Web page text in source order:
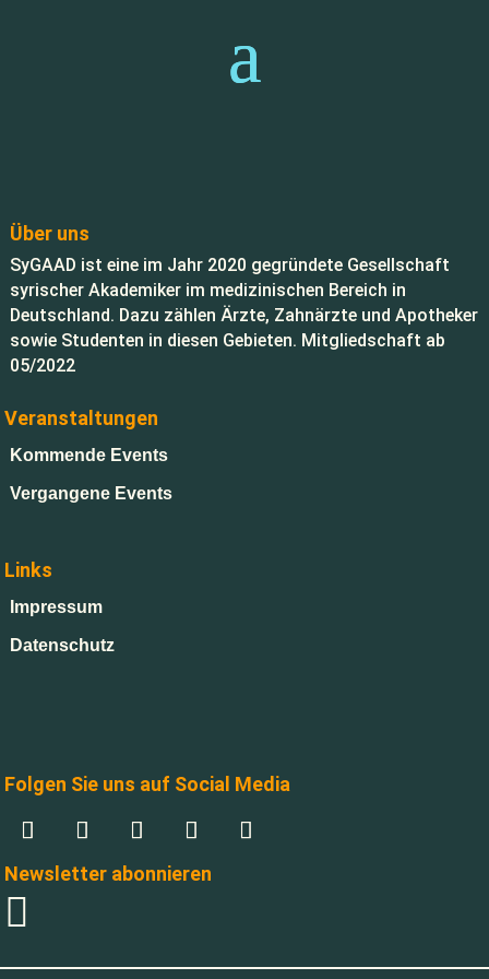
Über uns
SyGAAD ist eine im Jahr 2020 gegründete Gesellschaft
syrischer Akademiker im medizinischen Bereich in
Deutschland. Dazu zählen Ärzte, Zahnärzte und Apotheker
sowie Studenten in diesen Gebieten. Mitgliedschaft ab
05/2022
Veranstaltungen
Kommende Events
Vergangene Events
Links
Impressum
Datenschutz
Folgen Sie uns auf Social Media
Newsletter abonnieren
